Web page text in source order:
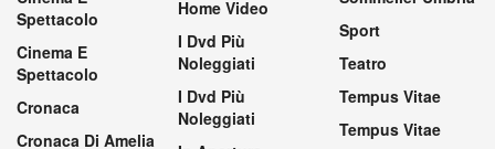
Spettacolo
Cinema E
Spettacolo
Cronaca
Cronaca Di Amelia
Home Video
I Dvd Più
Noleggiati
I Dvd Più
Noleggiati
Sport
Teatro
Tempus Vitae
Tempus Vitae